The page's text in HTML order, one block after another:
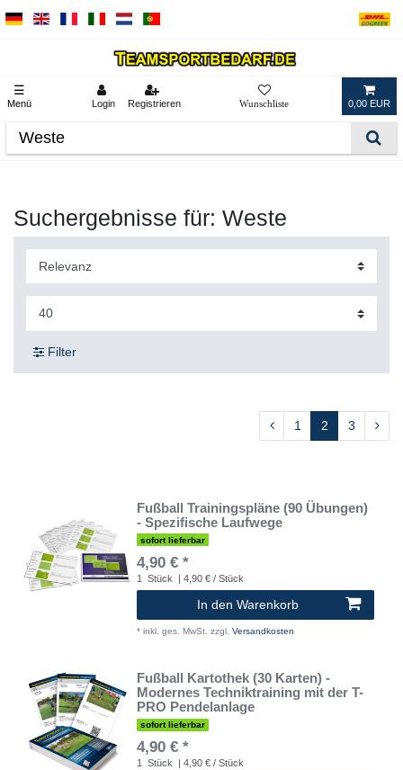
☰
Menü Login Registrieren 0,00 EUR
Suchergebnisse für: Weste
Filter
1 2 3
Fußball Trainingspläne (90 Übungen)
- Spezifische Laufwege
sofort lieferbar
4,90 € *
1 Stück | 4,90 € / Stück
In den Warenkorb
* inkl. ges. MwSt. zzgl. Versandkosten
Fußball Kartothek (30 Karten) -
Modernes Techniktraining mit der T-
PRO Pendelanlage
sofort lieferbar
4,90 € *
1 Stück | 4,90 € / Stück